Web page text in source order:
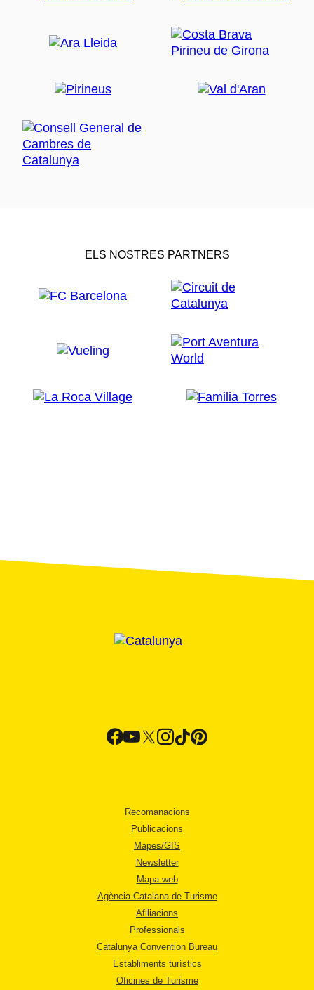
ELS NOSTRES PARTNERS
Recomanacions
Publicacions
Mapes/GIS
Newsletter
Mapa web
Agència Catalana de Turisme
Afiliacions
Professionals
Catalunya Convention Bureau
Establiments turístics
Oficines de Turisme